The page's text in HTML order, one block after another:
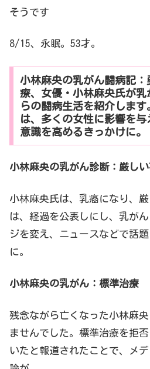
そうです
8/15、永眠。53才。
小林麻央の乳がん闘病記
療、女優・小林麻央氏が
らの闘病生活を紹介しま
は、多くの女性に影響を
意識を高めるきっかけに。
小林麻央の乳がん診断：厳し
小林麻央氏は、乳癌になり、
は、経過を公表しにし、乳が
ジを変え、ニュースなどで話
に。
小林麻央の乳がん：標準治療
残念ながら亡くなった小林麻
ませんでした。標準治療を拒
いたと報道されたことで、メ